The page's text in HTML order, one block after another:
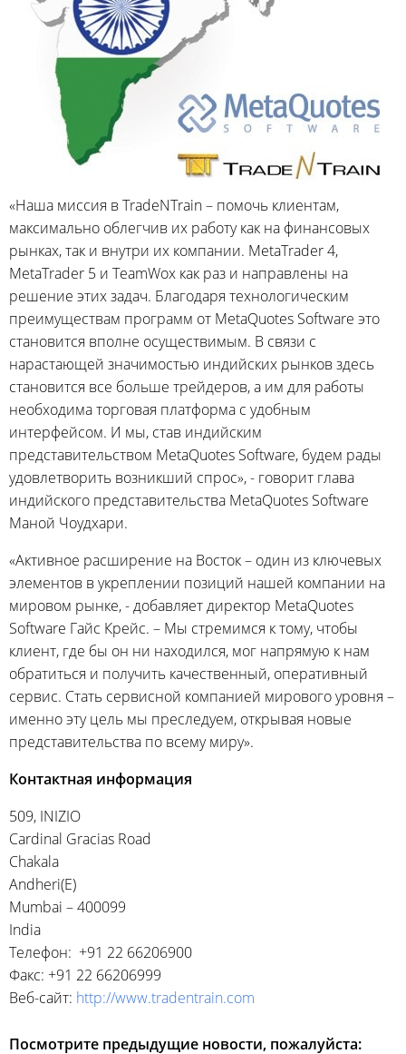
«Наша миссия в TradeNTrain – помочь клиентам,
максимально облегчив их работу как на финансовых
рынках, так и внутри их компании. MetaTrader 4,
MetaTrader 5 и TeamWox как раз и направлены на
решение этих задач. Благодаря технологическим
преимуществам программ от MetaQuotes Software это
становится вполне осуществимым. В связи с
нарастающей значимостью индийских рынков здесь
становится все больше трейдеров, а им для работы
необходима торговая платформа с удобным
интерфейсом. И мы, став индийским
представительством MetaQuotes Software, будем рады
удовлетворить возникший спрос», - говорит глава
индийского представительства MetaQuotes Software
Маной Чоудхари.
«Активное расширение на Восток – один из ключевых
элементов в укреплении позиций нашей компании на
мировом рынке, - добавляет директор MetaQuotes
Software Гайс Крейс. – Мы стремимся к тому, чтобы
клиент, где бы он ни находился, мог напрямую к нам
обратиться и получить качественный, оперативный
сервис. Стать сервисной компанией мирового уровня –
именно эту цель мы преследуем, открывая новые
представительства по всему миру».
Контактная информация
509, INIZIO
Cardinal Gracias Road
Chakala
Andheri(E)
Mumbai – 400099
India
Телефон: +91 22 66206900
Факс: +91 22 66206999
Веб-сайт: http://www.tradentrain.com
Посмотрите предыдущие новости, пожалуйста: